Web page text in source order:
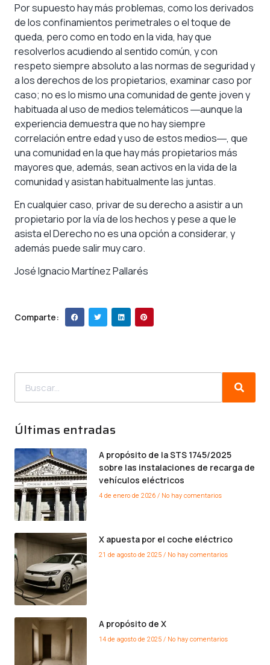
Por supuesto hay más problemas, como los derivados
de los confinamientos perimetrales o el toque de
queda, pero como en todo en la vida, hay que
resolverlos acudiendo al sentido común, y con
respeto siempre absoluto a las normas de seguridad y
a los derechos de los propietarios, examinar caso por
caso; no es lo mismo una comunidad de gente joven y
habituada al uso de medios telemáticos ―aunque la
experiencia demuestra que no hay siempre
correlación entre edad y uso de estos medios―, que
una comunidad en la que hay más propietarios más
mayores que, además, sean activos en la vida de la
comunidad y asistan habitualmente las juntas.
En cualquier caso, privar de su derecho a asistir a un
propietario por la vía de los hechos y pese a que le
asista el Derecho no es una opción a considerar, y
además puede salir muy caro.
José Ignacio Martínez Pallarés
Comparte:
Últimas entradas
A propósito de la STS 1745/2025
sobre las instalaciones de recarga de
vehículos eléctricos
4 de enero de 2026 No hay comentarios
X apuesta por el coche eléctrico
21 de agosto de 2025 No hay comentarios
A propósito de X
14 de agosto de 2025 No hay comentarios